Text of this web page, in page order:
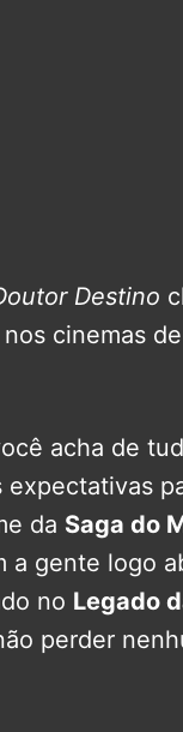
Destino
cinemas
acha de
expectativas
da Saga do
a gente logo
no Legado
perder